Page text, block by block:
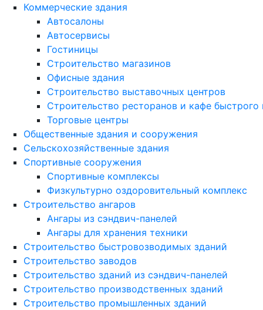
Коммерческие здания
Автосалоны
Автосервисы
Гостиницы
Строительство магазинов
Офисные здания
Строительство выставочных центров
Строительство ресторанов и кафе быстрого
Торговые центры
Общественные здания и сооружения
Сельскохозяйственные здания
Спортивные сооружения
Спортивные комплексы
Физкультурно оздоровительный комплекс
Строительство ангаров
Ангары из сэндвич-панелей
Ангары для хранения техники
Строительство быстровозводимых зданий
Строительство заводов
Строительство зданий из сэндвич-панелей
Строительство производственных зданий
Строительство промышленных зданий